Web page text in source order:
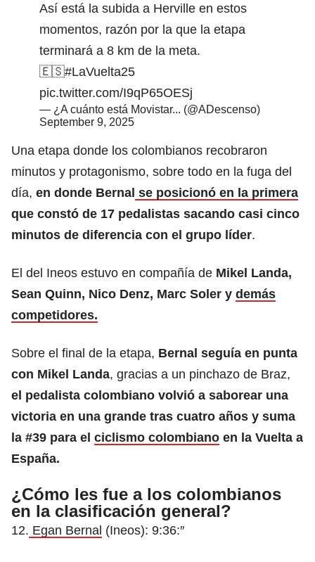
Así está la subida a Herville en estos
momentos, razón por la que la etapa
terminará a 8 km de la meta.
🇪🇸#LaVuelta25
pic.twitter.com/I9qP65OESj
— ¿A cuánto está Movistar... (@ADescenso)
September 9, 2025
Una etapa donde los colombianos recobraron
minutos y protagonismo, sobre todo en la fuga del
día, en donde Bernal se posicionó en la primera
que constó de 17 pedalistas sacando casi cinco
minutos de diferencia con el grupo líder.
El del Ineos estuvo en compañía de Mikel Landa,
Sean Quinn, Nico Denz, Marc Soler y demás
competidores.
Sobre el final de la etapa, Bernal seguía en punta
con Mikel Landa, gracias a un pinchazo de Braz,
el pedalista colombiano volvió a saborear una
victoria en una grande tras cuatro años y suma
la #39 para el ciclismo colombiano en la Vuelta a
España.
¿Cómo les fue a los colombianos
en la clasificación general?
12. Egan Bernal (Ineos): 9:36:″